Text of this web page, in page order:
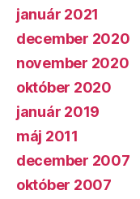
január 2021
december 2020
november 2020
október 2020
január 2019
máj 2011
december 2007
október 2007